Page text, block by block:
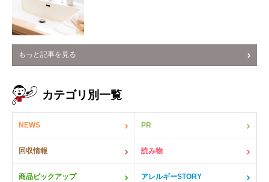
もっと記事を見る
カテゴリ別一覧
NEWS PR
回収情報 読み物
商品ピックアップ アレルギーSTORY